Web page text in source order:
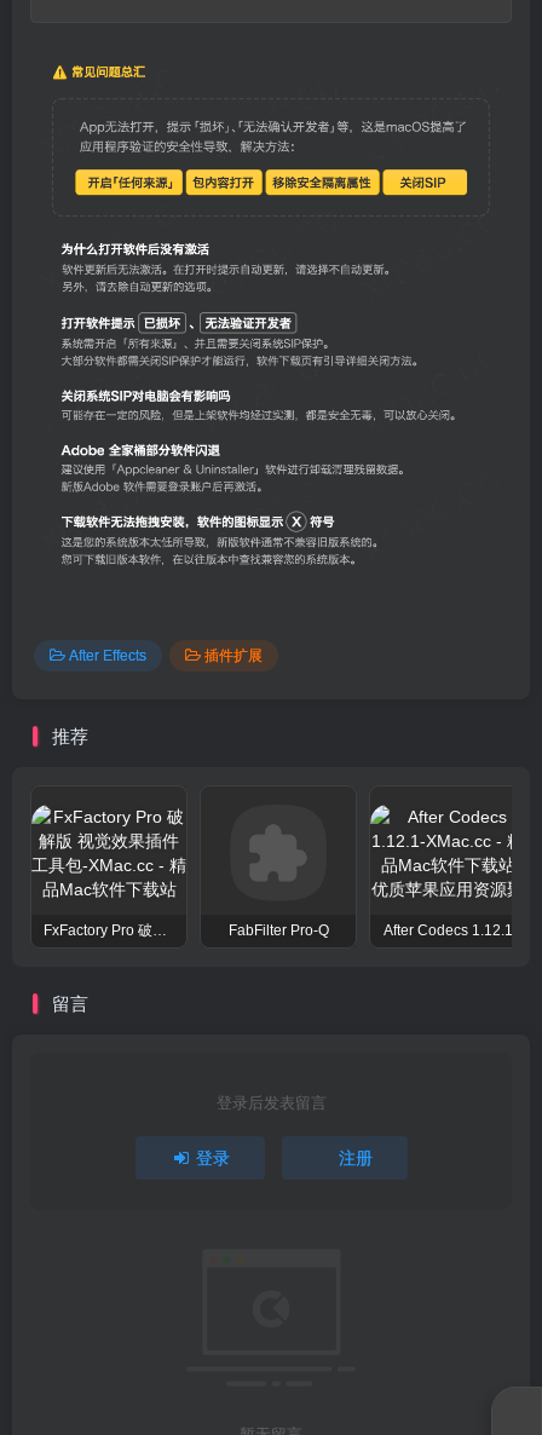
After Effects 插件扩展
推荐
FxFactory Pro 破解版 视觉效果插件工具包 FabFilter Pro-Q After Codecs 1.12.1
留言
登录后发表留言
登录 注册